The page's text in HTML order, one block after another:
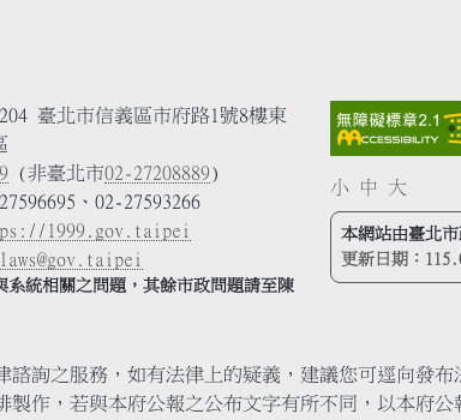
臺北市信義區市府路1號8樓東
(非臺北市02-27208889)
、02-27593266
1999.gov.taipei
系統相關之問題，其餘市政問題請至陳
小 中 大
本網站由臺北
更新日期：
詢之服務，如有法律上的疑義，建議您可逕向發布
作，若與本府公報之公布文字有所不同，以本府公